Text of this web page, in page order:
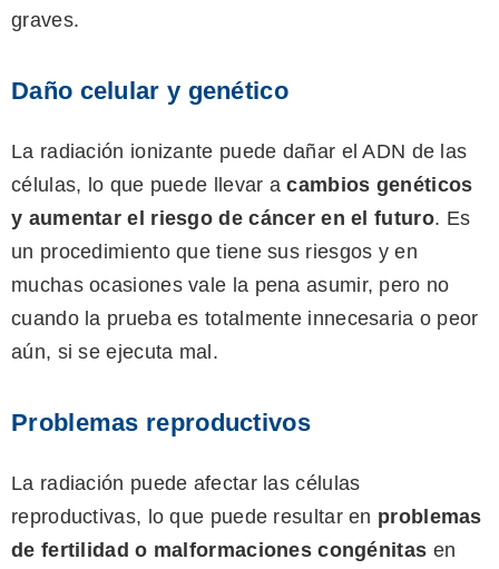
graves.
Daño celular y genético
La radiación ionizante puede dañar el ADN de las
células, lo que puede llevar acambios genéticos
y aumentar el riesgo de cáncer en el futuro. Es
un procedimiento que tiene sus riesgos y en
muchas ocasiones vale la pena asumir, pero no
cuando la prueba es totalmente innecesaria o peor
aún, si se ejecuta mal.
Problemas reproductivos
La radiación puede afectar las células
reproductivas, lo que puede resultar en problemas
de fertilidad o malformaciones congénitas en